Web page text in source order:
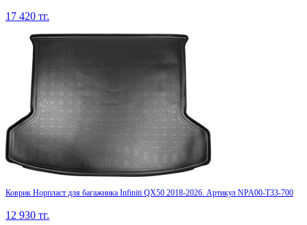
17 420 тг.
Коврик Норпласт для багажника Infiniti QX50 2018-2026. Артикул NPA00-T33-700
12 930 тг.